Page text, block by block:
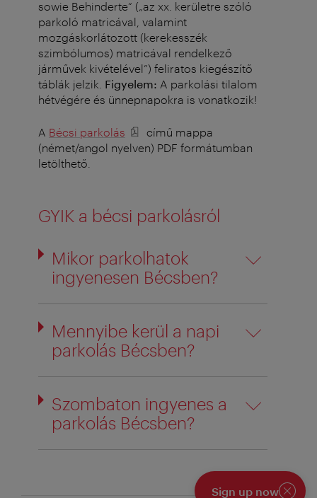
sowie Behinderte“ („az xx. kerületre szóló
parkoló matricával, valamint
mozgáskorlátozott (kerekesszék
szimbólumos) matricával rendelkező
járművek kivételével”) feliratos kiegészítő
táblák jelzik. Figyelem: A parkolási tilalom
hétvégére és ünnepnapokra is vonatkozik!
A Bécsi parkolás
című mappa
(német/angol nyelven) PDF formátumban
letölthető.
GYIK a bécsi parkolásról
Mikor parkolhatok
ingyenesen Bécsben?
Mennyibe kerül a napi
parkolás Bécsben?
Szombaton ingyenes a
parkolás Bécsben?
Sign up now